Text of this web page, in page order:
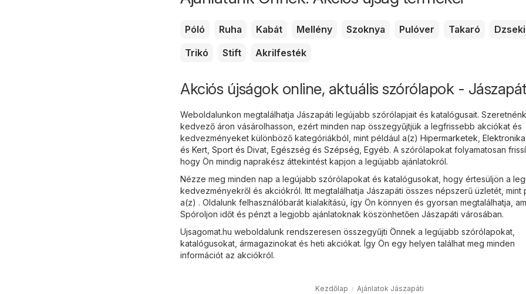
Póló Ruha Kabát Mellény Szoknya Pulóver Takaró
Dzseki
Trikó
Stift Akrilfesték
Akciós újságok online, aktuális szórólapok -
Weboldalunkon megtalálhatja Jászapáti legújabb szórólapjait és katalógusait.
kedvező áron vásárolhasson, ezért minden nap összegyűjtjük a legfrissebb akciókat és
kedvezményeket különböző kategóriákból, mint például a(z) Hipermarketek Elektronika
és Kert Sport és Divat Egészség és Szépség Egyéb. A szórólapokat folyamatosan
hogy Ön mindig naprakész áttekintést kapjon a legújabb ajánlatokról.
Nézze meg minden nap a legújabb szórólapokat és katalógusokat, hogy értesüljön a
kedvezményekről és akciókról. Itt megtalálhatja Jászapáti összes népszerű üzletét, mint
a(z) . Oldalunk felhasználóbarát kialakítású, így Ön könnyen és gyorsan megtalálhatja,
Spóroljon időt és pénzt a legjobb ajánlatoknak köszönhetően Jászapáti városában.
Ujsagomat.hu weboldalunk rendszeresen összegyűjti Önnek a legújabb szórólapokat,
katalógusokat, ármagazinokat és heti akciókat. Így Ön egy helyen találhat meg minden
információt az akciókról.
Kezdőlap Ajánlatok Jászapáti